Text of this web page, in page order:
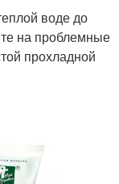
воде до
на проблемные
прохладной